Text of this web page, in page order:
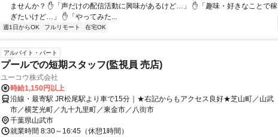
ませんか？ ✋「声だけの配信活動に興味があるけど…」 ✋「趣味・好きなことで稼
ぎたいけど…」 ✋「やってみた...
週1日からOK フルリモート 在宅OK
アルバイト・パート
プールでの短期スタッフ(監視員 売店)
ユーコウ株式会社
時給1,150円以上
沿線・最寄駅 JR松尾駅より車で15分｜★右記からもアクセス良好★芝山町／山武
市／横芝光町／九十九里町／東金市／八街市
千葉県山武市
就業時間 8:30～16:45（休憩1時間）